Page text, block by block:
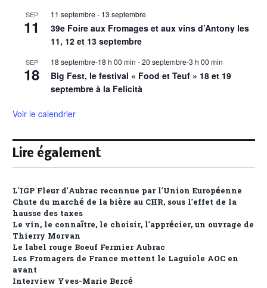
SEP
11
11 septembre - 13 septembre
39e Foire aux Fromages et aux vins d’Antony les
11, 12 et 13 septembre
SEP
18
18 septembre-18 h 00 min -20 septembre-3 h 00 min
Big Fest, le festival « Food et Teuf » 18 et 19
septembre à la Felicità
Voir le calendrier
Lire également
L’IGP Fleur d’Aubrac reconnue par l’Union Européenne
Chute du marché de la bière au CHR, sous l’effet de la
hausse des taxes
Le vin, le connaître, le choisir, l’apprécier, un ouvrage de
Thierry Morvan
Le label rouge Boeuf Fermier Aubrac
Les Fromagers de France mettent le Laguiole AOC en
avant
Interview Yves-Marie Bercé